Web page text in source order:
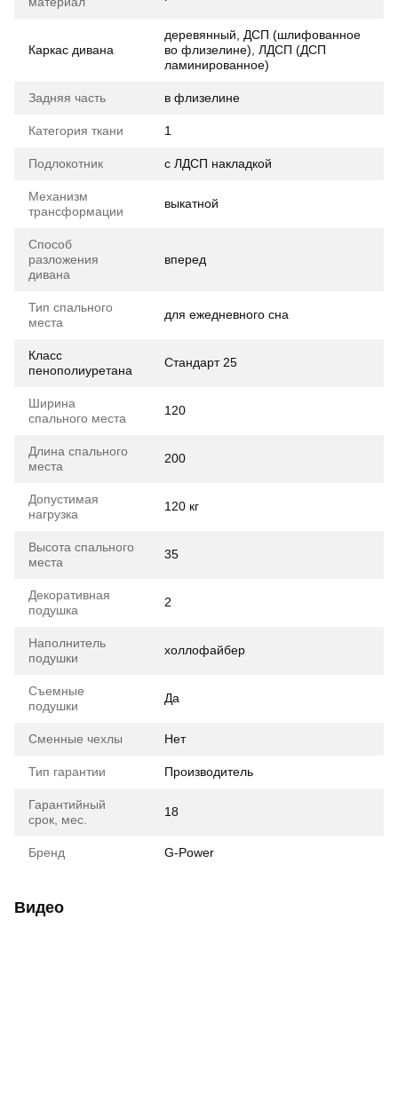
Каркас дивана
деревянный, ДСП (шлифованное
во флизелине), ЛДСП (ДСП
ламинированное)
Задняя часть в флизелине
Категория ткани 1
Подлокотник с ЛДСП накладкой
Механизм
трансформации
выкатной
Способ
разложения
дивана
вперед
Тип спального
места
для ежедневного сна
Класс
пенополиуретана
Стандарт 25
Ширина
спального места
120
Длина спального
места
200
Допустимая
нагрузка
120 кг
Высота спального
места
35
Декоративная
подушка
2
Наполнитель
подушки
холлофайбер
Съемные
подушки
Да
Сменные чехлы Нет
Тип гарантии Производитель
Гарантийный
срок, мес.
18
Бренд G-Power
Видео